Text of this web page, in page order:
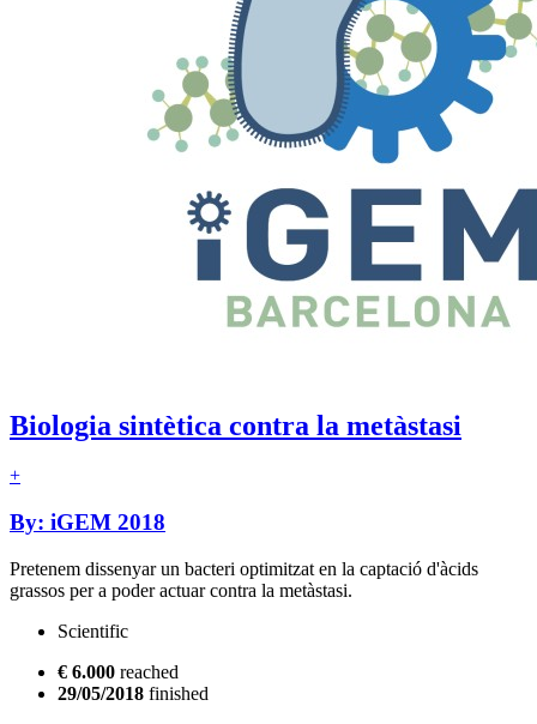
Biologia sintètica contra la metàstasi
+
By: iGEM 2018
Pretenem dissenyar un bacteri optimitzat en la captació d'àcids
grassos per a poder actuar contra la metàstasi.
Scientific
€ 6.000 reached
29/05/2018 finished